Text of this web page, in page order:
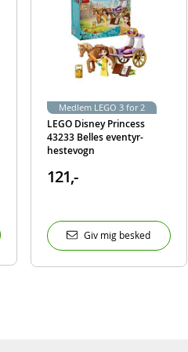
LEGO Disney Princess
43233 Belles eventyr-
hestevogn
121,-
Giv mig besked
Medlem LEGO 3 for 2